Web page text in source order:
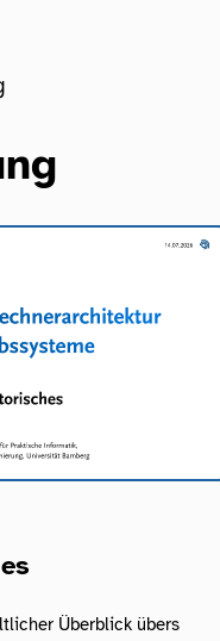
Überblick übers